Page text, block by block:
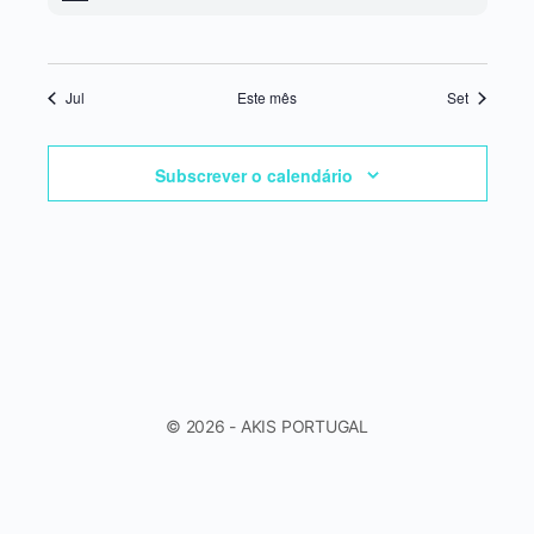
Jul Este mês Set
Subscrever o calendário
© 2026 - AKIS PORTUGAL